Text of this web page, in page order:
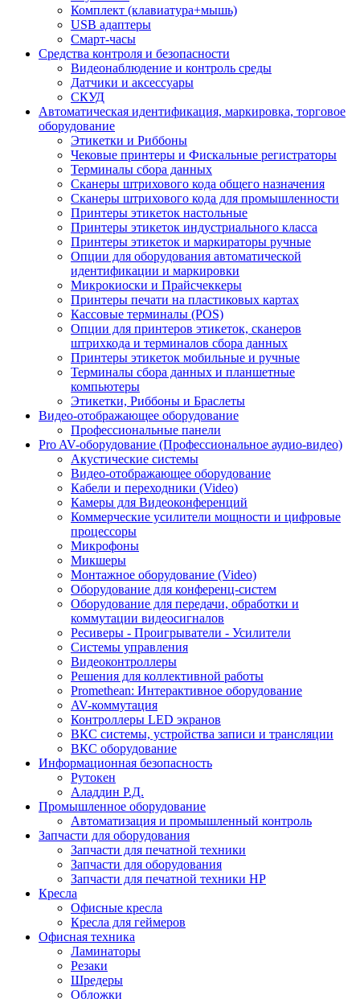
Комплект (клавиатура+мышь)
USB адаптеры
Смарт-часы
Средства контроля и безопасности
Видеонаблюдение и контроль среды
Датчики и аксессуары
СКУД
Автоматическая идентификация, маркировка, торговое
оборудование
Этикетки и Риббоны
Чековые принтеры и Фискальные регистраторы
Терминалы сбора данных
Сканеры штрихового кода общего назначения
Сканеры штрихового кода для промышленности
Принтеры этикеток настольные
Принтеры этикеток индустриального класса
Принтеры этикеток и маркираторы ручные
Опции для оборудования автоматической
идентификации и маркировки
Микрокиоски и Прайсчеккеры
Принтеры печати на пластиковых картах
Кассовые терминалы (POS)
Опции для принтеров этикеток, сканеров
штрихкода и терминалов сбора данных
Принтеры этикеток мобильные и ручные
Терминалы сбора данных и планшетные
компьютеры
Этикетки, Риббоны и Браслеты
Видео-отображающее оборудование
Профессиональные панели
Pro AV-оборудование (Профессиональное аудио-видео)
Акустические системы
Видео-отображающее оборудование
Кабели и переходники (Video)
Камеры для Видеоконференций
Коммерческие усилители мощности и цифровые
процессоры
Микрофоны
Микшеры
Монтажное оборудование (Video)
Оборудование для конференц-систем
Оборудование для передачи, обработки и
коммутации видеосигналов
Ресиверы - Проигрыватели - Усилители
Системы управления
Видеоконтроллеры
Решения для коллективной работы
Promethean: Интерактивное оборудование
AV-коммутация
Контроллеры LED экранов
ВКС системы, устройства записи и трансляции
ВКС оборудование
Информационная безопасность
Рутокен
Аладдин Р.Д.
Промышленное оборудование
Автоматизация и промышленный контроль
Запчасти для оборудования
Запчасти для печатной техники
Запчасти для оборудования
Запчасти для печатной техники HP
Кресла
Офисные кресла
Кресла для геймеров
Офисная техника
Ламинаторы
Резаки
Шредеры
Обложки